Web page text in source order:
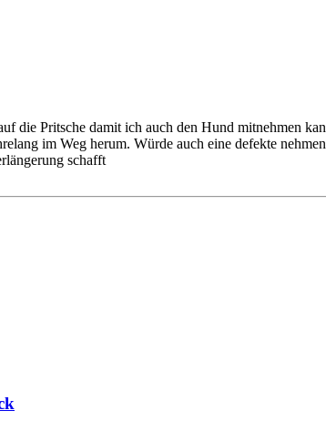
die Pritsche damit ich auch den Hund mitnehmen
im Weg herum. Würde auch eine defekte
schafft